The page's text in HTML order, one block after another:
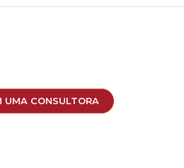
UMA CONSULTORA